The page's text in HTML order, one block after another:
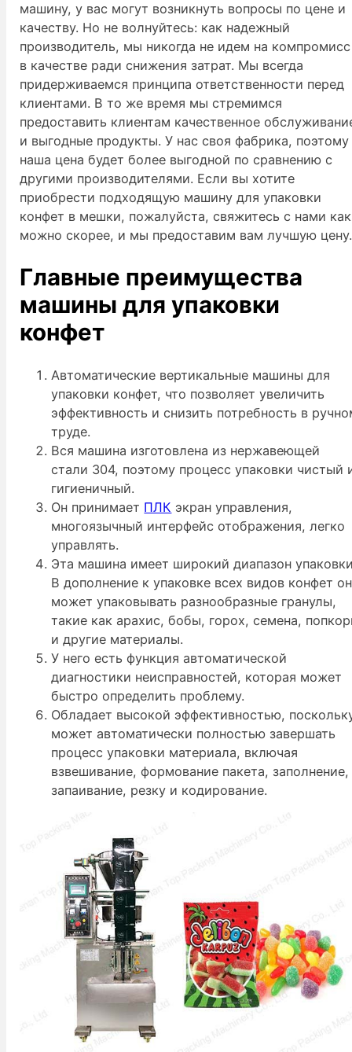
машину, у вас могут возникнуть вопросы по цене и
качеству. Но не волнуйтесь: как надежный
производитель, мы никогда не идем на компромисс
в качестве ради снижения затрат. Мы всегда
придерживаемся принципа ответственности перед
клиентами. В то же время мы стремимся
предоставить клиентам качественное
и выгодные продукты. У нас своя фабрика, поэтому
наша цена будет более выгодной по сравнению с
другими производителями. Если вы хотите
приобрести подходящую машину для упаковки
конфет в мешки, пожалуйста, свяжитесь с нами как
можно скорее, и мы предоставим вам лучшую цену.
Главные преимущества
машины для упаковки
конфет
Автоматические вертикальные машины для
упаковки конфет, что позволяет увеличить
эффективность и снизить потребность в
труде.
Вся машина изготовлена из нержавеющей
стали 304, поэтому процесс упаковки чистый
гигиеничный.
Он принимает ПЛК экран управления,
многоязычный интерфейс отображения, легко
управлять.
Эта машина имеет широкий диапазон
В дополнение к упаковке всех видов конфет
может упаковывать разнообразные гранулы,
такие как арахис, бобы, горох, семена,
и другие материалы.
У него есть функция автоматической
диагностики неисправностей, которая может
быстро определить проблему.
Обладает высокой эффективностью,
может автоматически полностью завершать
процесс упаковки материала, включая
взвешивание, формование пакета, заполнение,
запаивание, резку и кодирование.